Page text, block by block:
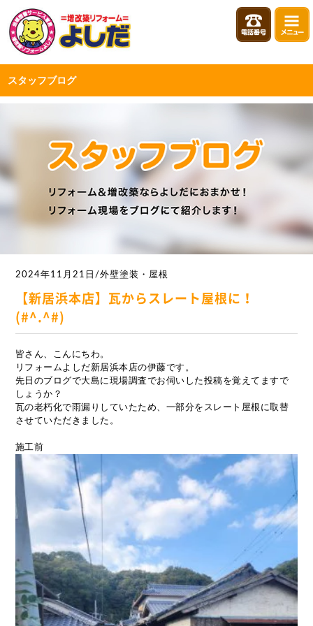
スタッフブログ
2024年11月21日/外壁塗装・屋根
【新居浜本店】瓦からスレート屋根に！
(#^.^#)
皆さん、こんにちわ。
リフォームよしだ新居浜本店の伊藤です。
先日のブログで大島に現場調査でお伺いした投稿を覚えてますで
しょうか？
瓦の老朽化で雨漏りしていたため、一部分をスレート屋根に取替
させていただきました。
施工前